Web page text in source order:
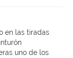
en las tiradas
uno de los